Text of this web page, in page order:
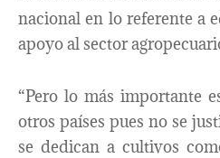
nacional en lo referente a
apoyo al sector
“Pero lo más importante
otros países pues no se
se dedican a cultivos